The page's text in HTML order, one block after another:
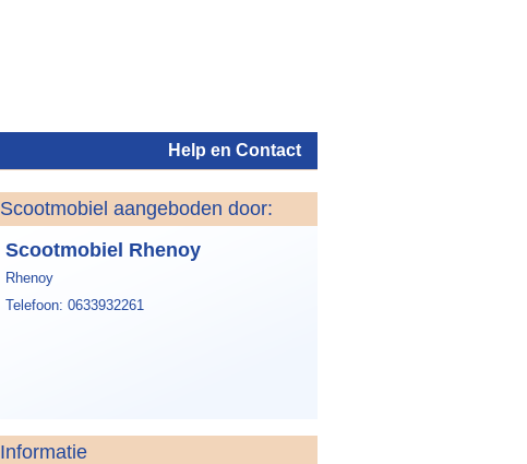
Help en Contact
Scootmobiel aangeboden door:
Scootmobiel Rhenoy
Rhenoy
Telefoon: 0633932261
Informatie